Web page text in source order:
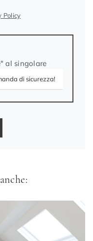
Policy
al singolare